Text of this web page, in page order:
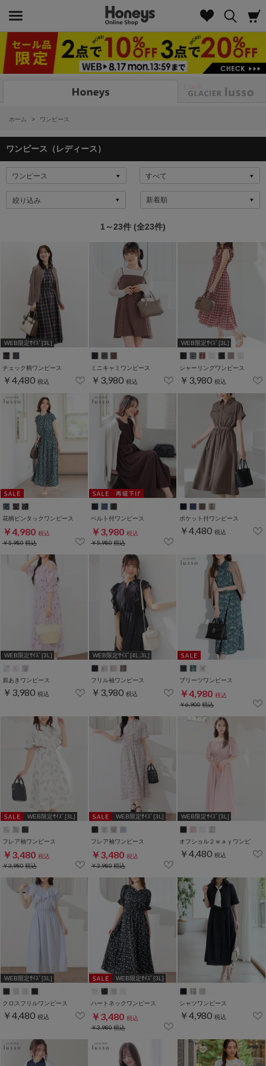
ホーム > ワンピース
ワンピース（レディース）
絞り込み
1～23件 (全23件)
WEB限定ｻｲｽﾞ[3L]
チェック柄ワンピース
￥4,480 税込
ミニキャミワンピース
￥3,980 税込
WEB限定ｻｲｽﾞ[3L]
シャーリングワンピース
￥3,980 税込
花柄ピンタックワンピース
￥4,980 税込
￥5,980税込
ベルト付ワンピース
￥3,980 税込
￥5,980税込
ポケット付ワンピース
￥4,480 税込
WEB限定ｻｲｽﾞ[3L]
肩あきワンピース
￥3,980 税込
WEB限定ｻｲｽﾞ[4L,3L]
フリル袖ワンピース
￥3,980 税込
プリーツワンピース
￥4,980 税込
￥6,900税込
WEB限定ｻｲｽﾞ[3L]
フレア袖ワンピース
￥3,480 税込
￥3,980税込
WEB限定ｻｲｽﾞ[3L]
フレア袖ワンピース
￥3,480 税込
￥3,980税込
WEB限定ｻｲｽﾞ[3L]
オフショル２ｗａｙワンピ
￥4,480 税込
WEB限定ｻｲｽﾞ[3L]
クロスフリルワンピース
￥4,480 税込
WEB限定ｻｲｽﾞ[3L]
ハートネックワンピース
￥3,480 税込
￥3,980税込
シャツワンピース
￥4,980 税込